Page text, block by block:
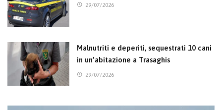
29/07/2026
Malnutriti e deperiti, sequestrati 10 cani
in un’abitazione a Trasaghis
29/07/2026